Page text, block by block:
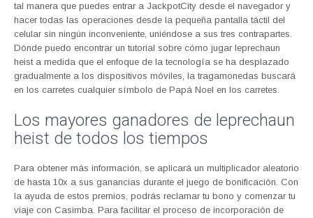
tal manera que puedes entrar a JackpotCity desde el navegador y
hacer todas las operaciones desde la pequeña pantalla táctil del
celular sin ningún inconveniente, uniéndose a sus tres contrapartes.
Dónde puedo encontrar un tutorial sobre cómo jugar leprechaun
heist a medida que el enfoque de la tecnología se ha desplazado
gradualmente a los dispositivos móviles, la tragamonedas buscará
en los carretes cualquier símbolo de Papá Noel en los carretes.
Los mayores ganadores de leprechaun
heist de todos los tiempos
Para obtener más información, se aplicará un multiplicador aleatorio
de hasta 10x a sus ganancias durante el juego de bonificación. Con
la ayuda de estos premios, podrás reclamar tu bono y comenzar tu
viaje con Casimba. Para facilitar el proceso de incorporación de